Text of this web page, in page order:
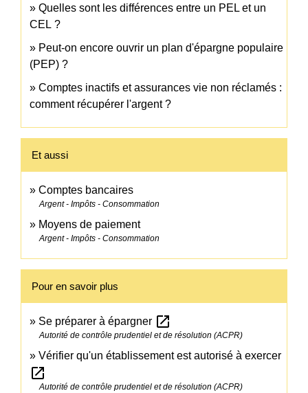
Quelles sont les différences entre un PEL et un
CEL ?
Peut-on encore ouvrir un plan d'épargne populaire
(PEP) ?
Comptes inactifs et assurances vie non réclamés :
comment récupérer l'argent ?
Et aussi
Comptes bancaires
Argent - Impôts - Consommation
Moyens de paiement
Argent - Impôts - Consommation
Pour en savoir plus
Se préparer à épargner open_in_new
Autorité de contrôle prudentiel et de résolution (ACPR)
Vérifier qu'un établissement est autorisé à exercer
open_in_new
Autorité de contrôle prudentiel et de résolution (ACPR)